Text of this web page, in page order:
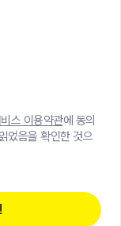
스 이용약관에 동의
었음을 확인한 것으